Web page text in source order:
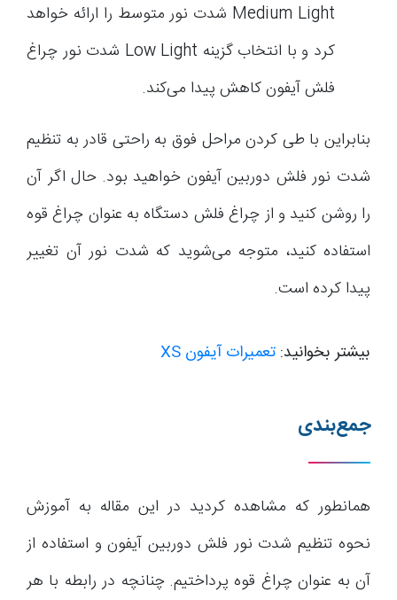
Medium Light شدت نور متوسط را ارائه خواهد
کرد و با انتخاب گزینه Low Light شدت نور چراغ
فلش آیفون کاهش پیدا می‌کند.
بنابراین با طی کردن مراحل فوق به راحتی قادر به تنظیم
شدت نور فلش دوربین آیفون خواهید بود. حال اگر آن
را روشن کنید و از چراغ فلش دستگاه به عنوان چراغ قوه
استفاده کنید، متوجه می‌شوید که شدت نور آن تغییر
پیدا کرده است.
بیشتر بخوانید: تعمیرات آیفون XS
جمع‌بندی
همانطور که مشاهده کردید در این مقاله به آموزش
نحوه تنظیم شدت نور فلش دوربین آیفون و استفاده از
آن به عنوان چراغ قوه پرداختیم. چنانچه در رابطه با هر